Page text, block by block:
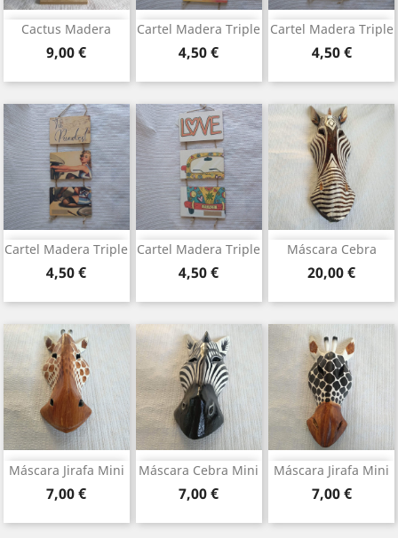
Cactus Madera
Prezo
9,00 €
Cartel Madera Triple
Prezo
4,50 €
Cartel Madera Triple
Prezo
4,50 €
Cartel Madera Triple
Prezo
4,50 €
Cartel Madera Triple
Prezo
4,50 €
Máscara Cebra
Prezo
20,00 €
Máscara Jirafa Mini
Prezo
7,00 €
Máscara Cebra Mini
Prezo
7,00 €
Máscara Jirafa Mini
Prezo
7,00 €